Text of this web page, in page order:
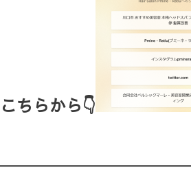
ちらから👇